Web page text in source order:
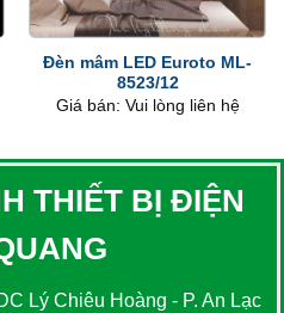
Đèn mâm LED Euroto ML-
8523/12
Giá bán: Vui lòng liên hệ
THIẾT BỊ ĐIỆN
Lý Chiêu Hoàng - P. An Lạc